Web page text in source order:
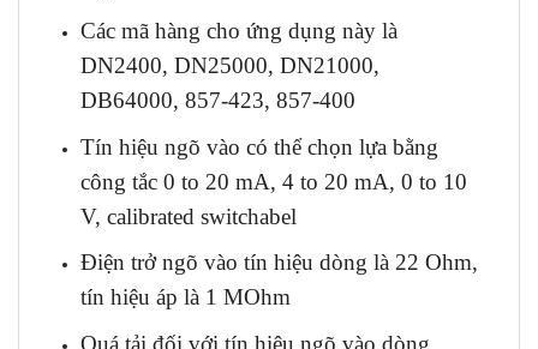
Các mã hàng cho ứng dụng này là
DN2400, DN25000, DN21000,
DB64000, 857-423, 857-400
Tín hiệu ngõ vào có thể chọn lựa bằng
công tắc 0 to 20 mA, 4 to 20 mA, 0 to 10
V, calibrated switchabel
Điện trở ngõ vào tín hiệu dòng là 22 Ohm,
tín hiệu áp là 1 MOhm
Quá tải đối với tín hiệu ngõ vào dòng